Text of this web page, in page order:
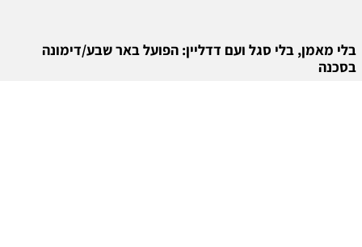
בלי מאמן, בלי סגל ועם דדליין: הפועל באר שבע/דימונה
בסכנה